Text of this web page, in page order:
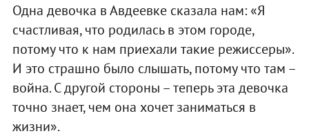
Одна девочка в Авдеевке сказала нам: «Я
счастливая, что родилась в этом городе,
потому что к нам приехали такие режиссеры».
И это страшно было слышать, потому что там –
война. С другой стороны – теперь эта девочка
точно знает, чем она хочет заниматься в
жизни».